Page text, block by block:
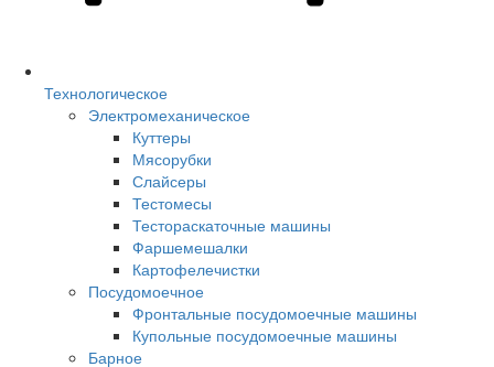
Технологическое
Электромеханическое
Куттеры
Мясорубки
Слайсеры
Тестомесы
Тестораскаточные машины
Фаршемешалки
Картофелечистки
Посудомоечное
Фронтальные посудомоечные машины
Купольные посудомоечные машины
Барное